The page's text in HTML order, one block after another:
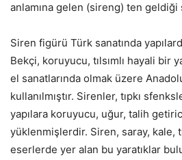
anlamına gelen (sireng) ten geldiği
Siren figürü Türk sanatında
Bekçi, koruyucu, tılsımlı hayali bir
el sanatlarında olmak üzere
kullanılmıştır. Sirenler, tıpkı
yapılara koruyucu, uğur, talih
yüklenmişlerdir. Siren, saray, kale,
eserlerde yer alan bu yaratıklar